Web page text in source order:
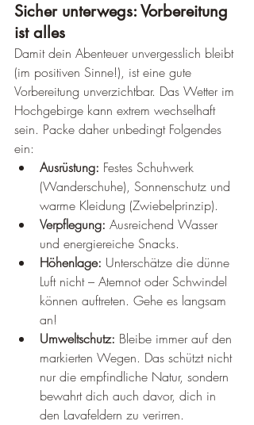
Sicher unterwegs: Vorbereitung
ist alles
Damit dein Abenteuer unvergesslich bleibt
(im positiven Sinne!), ist eine gute
Vorbereitung unverzichtbar. Das Wetter im
Hochgebirge kann extrem wechselhaft
sein. Packe daher unbedingt Folgendes
ein:
Ausrüstung: Festes Schuhwerk
(Wanderschuhe), Sonnenschutz und
warme Kleidung (Zwiebelprinzip).
Verpflegung: Ausreichend Wasser
und energiereiche Snacks.
Höhenlage: Unterschätze die dünne
Luft nicht – Atemnot oder Schwindel
können auftreten. Gehe es langsam
an!
Umweltschutz: Bleibe immer auf den
markierten Wegen. Das schützt nicht
nur die empfindliche Natur, sondern
bewahrt dich auch davor, dich in
den Lavafeldern zu verirren.